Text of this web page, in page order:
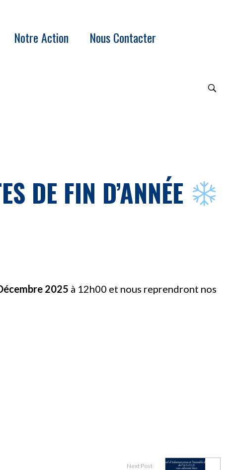
Notre Action
Nous Contacter
DE FIN D’ANNÉE
2025 à 12h00 et nous reprendront nos
Next Post